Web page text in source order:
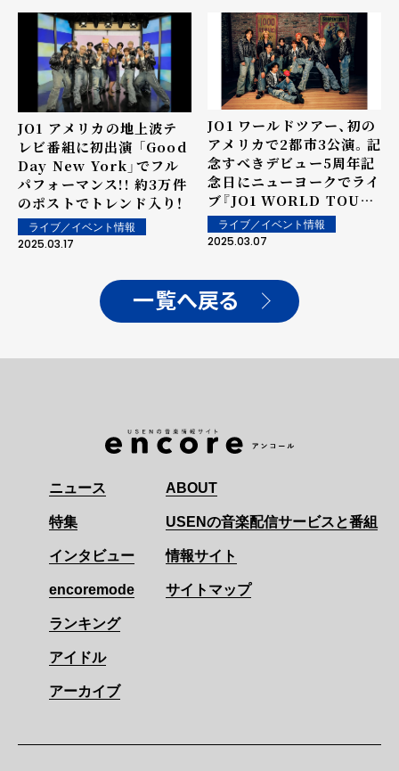
JO1 アメリカの地上波テ
レビ番組に初出演 「Good
Day New York」でフル
パフォーマンス!! 約3万件
のポストでトレンド入り！
ライブ／イベント情報
2025.03.17
JO1 ワールドツアー、初の
アメリカで2都市3公演。記
念すべきデビュー5周年記
念日にニューヨークでライ
ブ『JO1 WORLD TOUR
JO1DER SHOW 2025
'WHEREVER WE
ライブ／イベント情報
2025.03.07
一覧へ戻る
ニュース
特集
インタビュー
encoremode
ランキング
アイドル
アーカイブ
ABOUT
USENの音楽配信サービスと番組
情報サイト
サイトマップ